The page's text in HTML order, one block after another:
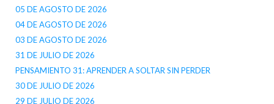
05 DE AGOSTO DE 2026
04 DE AGOSTO DE 2026
03 DE AGOSTO DE 2026
31 DE JULIO DE 2026
PENSAMIENTO 31: APRENDER A SOLTAR SIN PERDER
30 DE JULIO DE 2026
29 DE JULIO DE 2026